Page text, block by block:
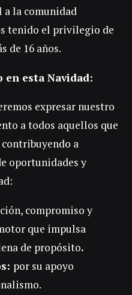
a la comunidad
tenido el privilegio de
de 16 años.
esta Navidad:
expresar nuestro
a todos aquellos que
a
oportunidades y
compromiso y
que impulsa
de propósito.
por su apoyo